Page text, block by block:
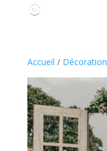
Accueil / Décoration